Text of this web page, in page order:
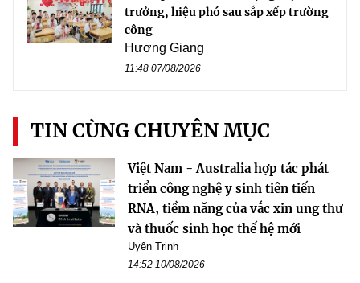
trưởng, hiệu phó sau sắp xếp trường
công
Hương Giang
11:48 07/08/2026
TIN CÙNG CHUYÊN MỤC
Việt Nam - Australia hợp tác phát
triển công nghệ y sinh tiên tiến
RNA, tiềm năng của vắc xin ung thư
và thuốc sinh học thế hệ mới
Uyên Trinh
14:52 10/08/2026